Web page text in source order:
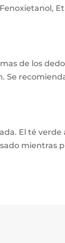
de los
Se
El té verde
mientras